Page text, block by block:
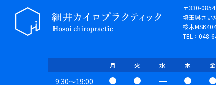
〒330-0854
埼玉県さい
桜木
TEL：048-
月 火 水 木 金
9:30～19:00